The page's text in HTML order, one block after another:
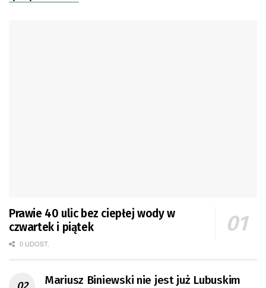
Prawie 40 ulic bez ciepłej wody w
czwartek i piątek
0 UDOST.
Mariusz Biniewski nie jest już Lubuskim